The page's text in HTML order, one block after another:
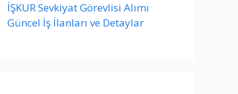
İŞKUR Sevkiyat Görevlisi Alımı
Güncel İş İlanları ve Detaylar